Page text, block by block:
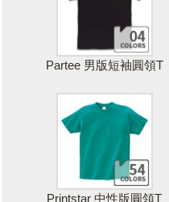
Partee 男版短袖圓領T
Printstar 中性版圓領T